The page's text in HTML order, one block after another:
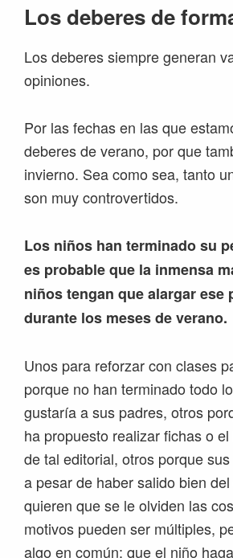
Los deberes de
Los deberes siempre generan
opiniones.
Por las fechas en las que
deberes de verano, por que
invierno. Sea como sea, tanto
son muy controvertidos.
Los niños han terminado su
es probable que la inmensa
niños tengan que alargar ese
durante los meses de verano.
Unos para reforzar con clases
porque no han terminado todo
gustaría a sus padres, otros
ha propuesto realizar fichas o
de tal editorial, otros porque
a pesar de haber salido bien
quieren que se le olviden las
motivos pueden ser múltiples,
algo en común: que el niño